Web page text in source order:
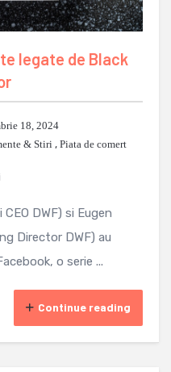
legate de Black
18, 2024
& Stiri, Piata de comert
DWF) si Eugen
Director DWF) au
o serie ...
Continue reading